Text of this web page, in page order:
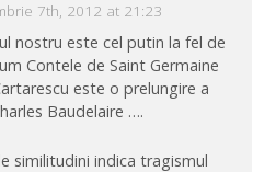
7th, 2012 at 21:23
nostru este cel putin la fel de
Contele de Saint Germaine
este o prelungire a
Baudelaire ….
similitudini indica tragismul